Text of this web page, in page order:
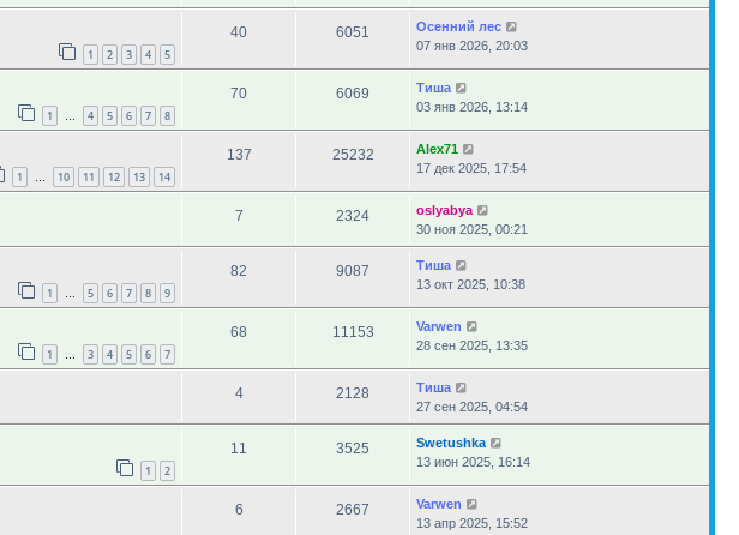
1 2 3 4 5
40 6051
Осенний лес
07 янв 2026, 20:03
1 … 4 5 6 7 8
70 6069
Тиша
03 янв 2026, 13:14
1 … 10 11 12 13 14
137 25232
Alex71
17 дек 2025, 17:54
7 2324
oslyabya
30 ноя 2025, 00:21
1 … 5 6 7 8 9
82 9087
Тиша
13 окт 2025, 10:38
1 … 3 4 5 6 7
68 11153
Varwen
28 сен 2025, 13:35
4 2128
Тиша
27 сен 2025, 04:54
1 2
11 3525
Swetushka
13 июн 2025, 16:14
6 2667
Varwen
13 апр 2025, 15:52